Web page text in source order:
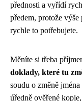
přednosti a vyřídí
předem, protože
rychle to potřebujete.
Měníte si třeba
doklady, které tu
soudu o změně
úředně ověřené